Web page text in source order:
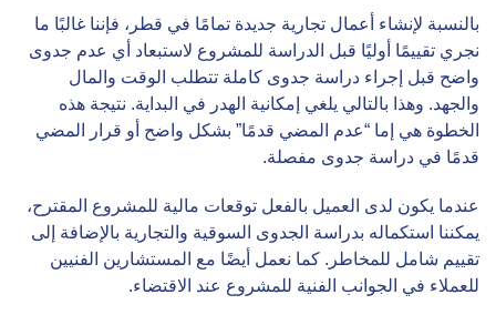
بالنسبة لإنشاء أعمال تجارية جديدة تمامًا في قطر، فإننا غالبًا ما
نجري تقييمًا أوليًا قبل الدراسة للمشروع لاستبعاد أي عدم جدوى
واضح قبل إجراء دراسة جدوى كاملة تتطلب الوقت والمال
والجهد. وهذا بالتالي يلغي إمكانية الهدر في البداية. نتيجة هذه
الخطوة هي إما “عدم المضي قدمًا” بشكل واضح أو قرار المضي
قدمًا في دراسة جدوى مفصلة.
عندما يكون لدى العميل بالفعل توقعات مالية للمشروع المقترح،
يمكننا استكماله بدراسة الجدوى السوقية والتجارية بالإضافة إلى
تقييم شامل للمخاطر. كما نعمل أيضًا مع المستشارين الفنيين
للعملاء في الجوانب الفنية للمشروع عند الاقتضاء.